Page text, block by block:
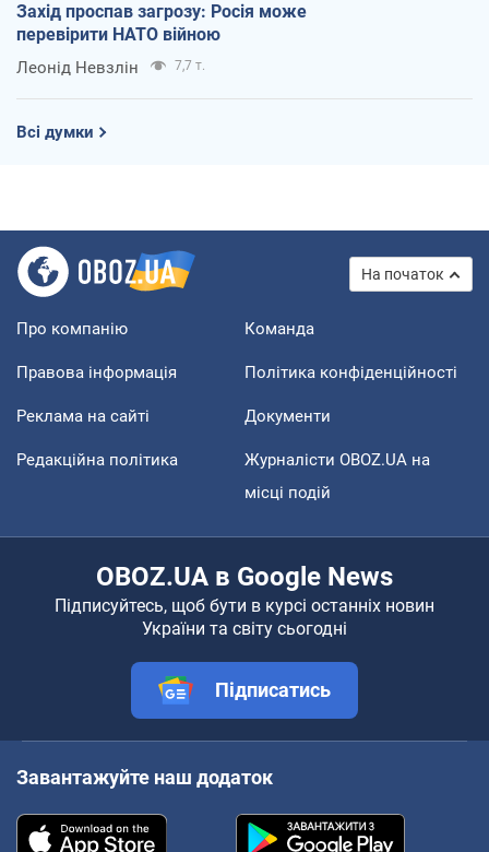
Захід проспав загрозу: Росія може
перевірити НАТО війною
Леонід Невзлін 7,7 т.
Всі думки
На початок
Про компанію Команда
Правова інформація Політика конфіденційності
Реклама на сайті Документи
Редакційна політика
Журналісти OBOZ.UA на
місці подій
OBOZ.UA в Google News
Підписуйтесь, щоб бути в курсі останніх новин
України та світу сьогодні
Підписатись
Завантажуйте наш додаток